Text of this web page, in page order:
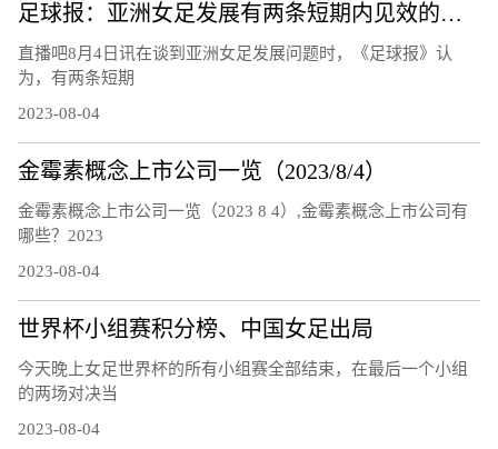
足球报：亚洲女足发展有两条短期内见效的道路，留洋和归化
直播吧8月4日讯在谈到亚洲女足发展问题时，《足球报》认
为，有两条短期
2023-08-04
金霉素概念上市公司一览（2023/8/4）
金霉素概念上市公司一览（2023 8 4）,金霉素概念上市公司有
哪些？2023
2023-08-04
世界杯小组赛积分榜、中国女足出局
今天晚上女足世界杯的所有小组赛全部结束，在最后一个小组
的两场对决当
2023-08-04